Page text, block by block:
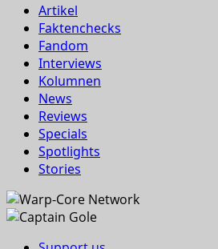
Artikel
Faktenchecks
Fandom
Interviews
Kolumnen
News
Reviews
Specials
Spotlights
Stories